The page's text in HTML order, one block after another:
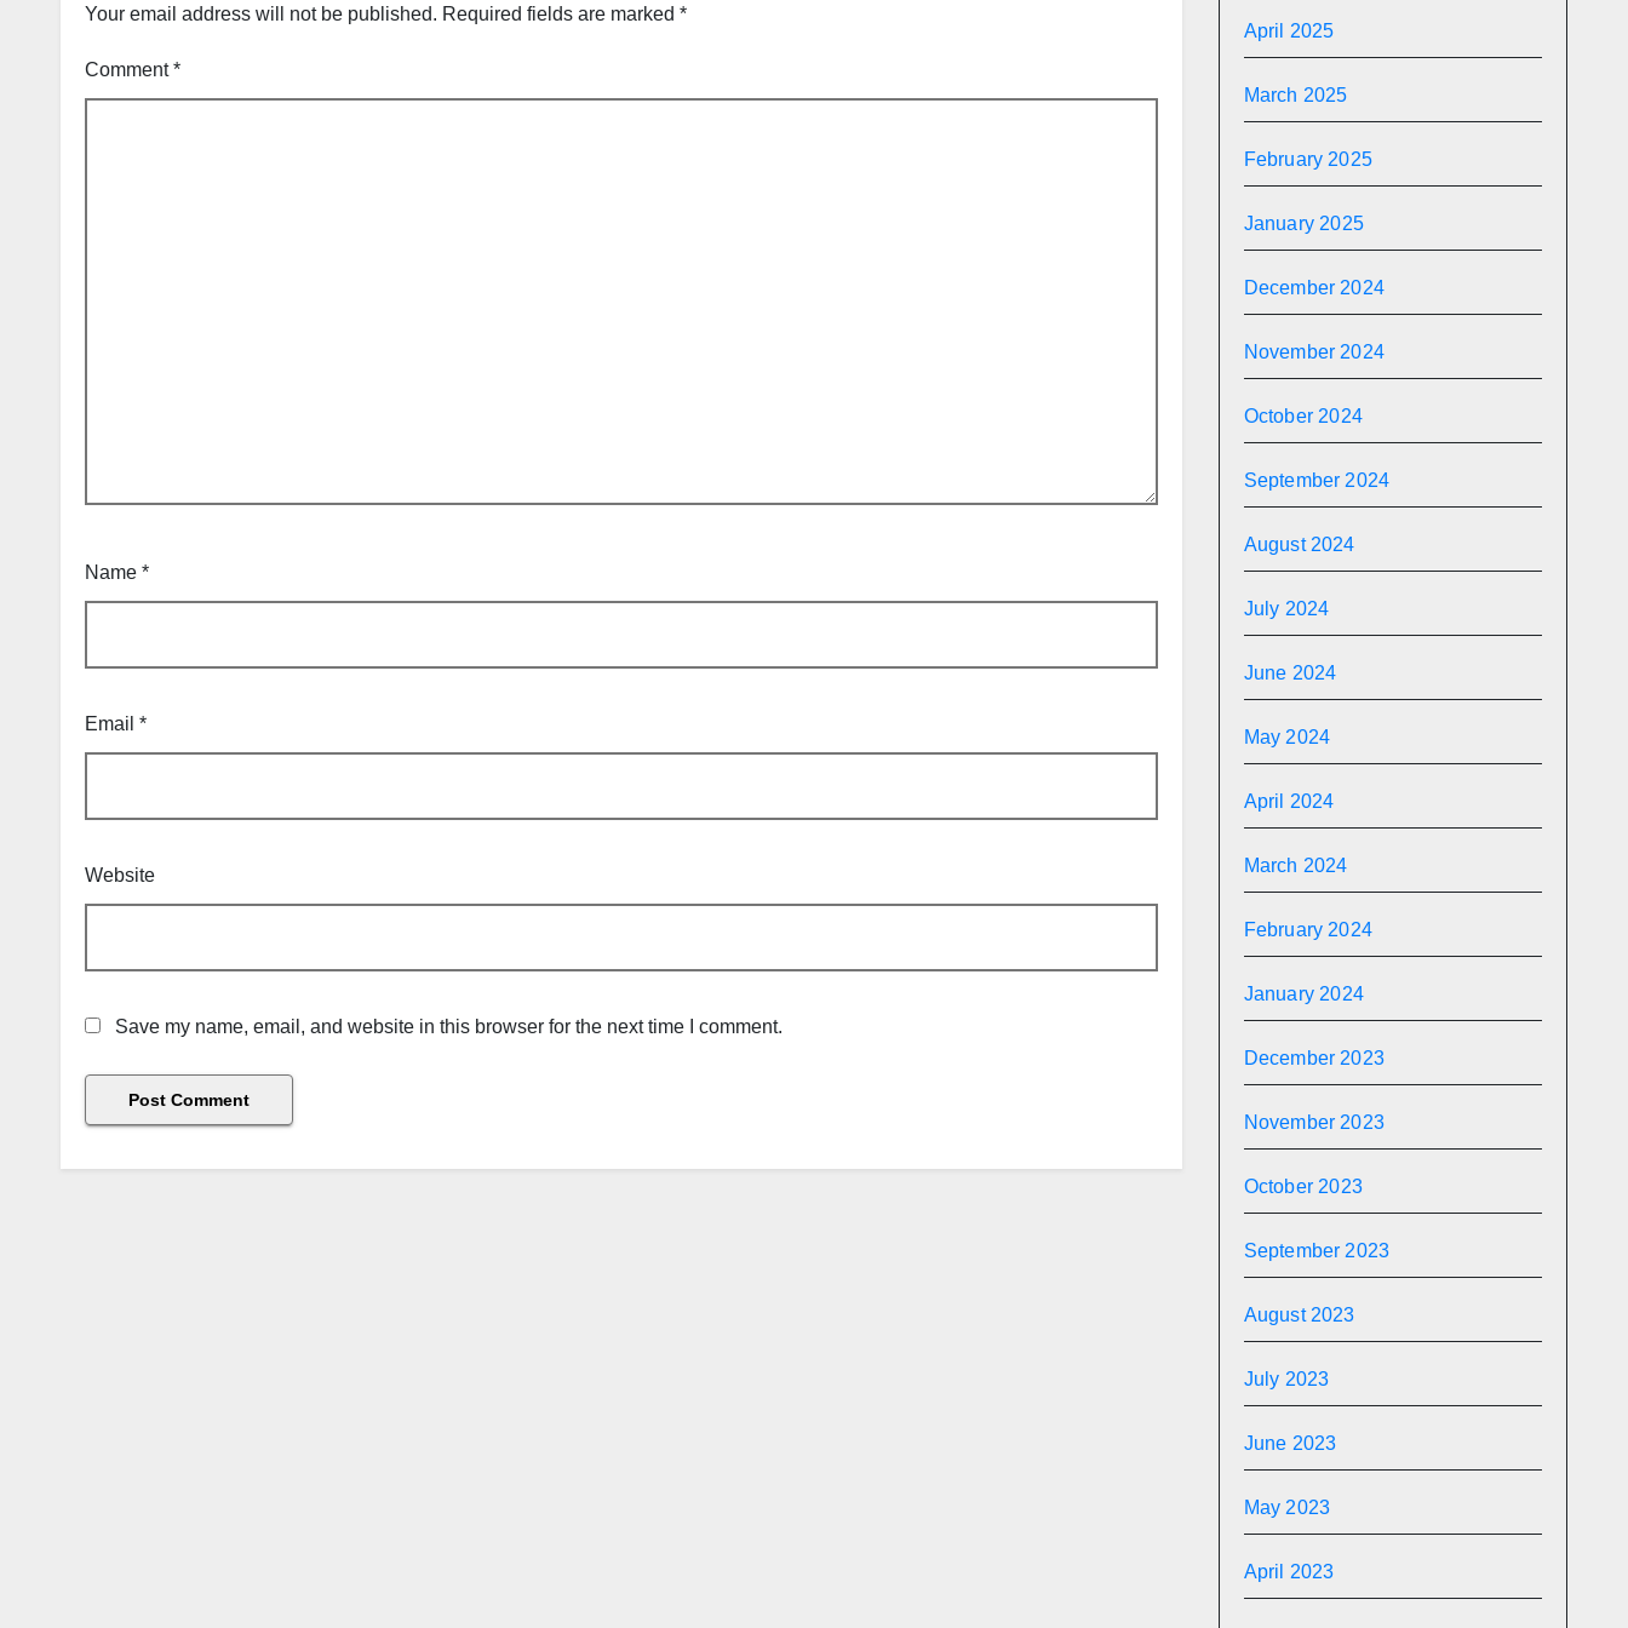
Your email address will not be published. Required fields are marked *
Comment*
Name *
Email *
Website
Save my name, email, and website in this browser for the next time I comment.
April 2025
March 2025
February 2025
January 2025
December 2024
November 2024
October 2024
September 2024
August 2024
July 2024
June 2024
May 2024
April 2024
March 2024
February 2024
January 2024
December 2023
November 2023
October 2023
September 2023
August 2023
July 2023
June 2023
May 2023
April 2023